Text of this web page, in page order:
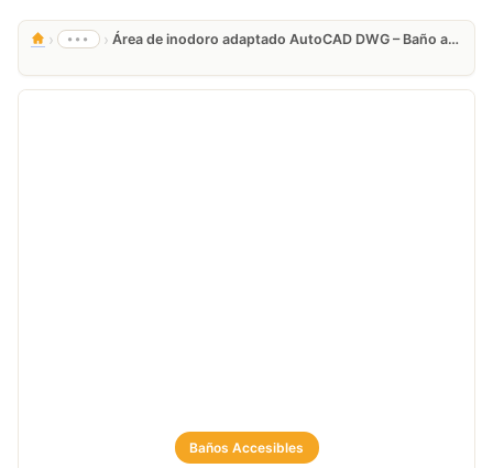
› ••• › Área de inodoro adaptado AutoCAD DWG – Baño accesible 2D
Baños Accesibles